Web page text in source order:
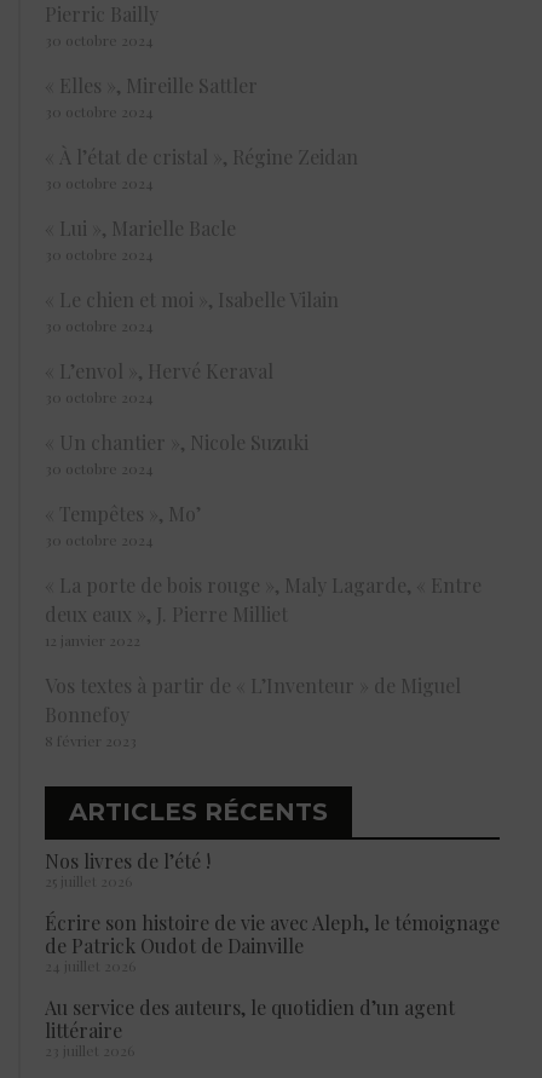
Pierric Bailly
30 octobre 2024
« Elles », Mireille Sattler
30 octobre 2024
« À l’état de cristal », Régine Zeidan
30 octobre 2024
« Lui », Marielle Bacle
30 octobre 2024
« Le chien et moi », Isabelle Vilain
30 octobre 2024
« L’envol », Hervé Keraval
30 octobre 2024
« Un chantier », Nicole Suzuki
30 octobre 2024
« Tempêtes », Mo’
30 octobre 2024
« La porte de bois rouge », Maly Lagarde, « Entre
deux eaux », J. Pierre Milliet
12 janvier 2022
Vos textes à partir de « L’Inventeur » de Miguel
Bonnefoy
8 février 2023
ARTICLES RÉCENTS
Nos livres de l’été !
25 juillet 2026
Écrire son histoire de vie avec Aleph, le témoignage
de Patrick Oudot de Dainville
24 juillet 2026
Au service des auteurs, le quotidien d’un agent
littéraire
23 juillet 2026